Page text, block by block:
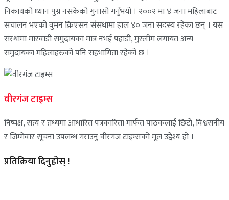
निकायको ध्यान पुग्न नसकेको गुनासो गर्नुभयो । २००२ मा ४ जना महिलाबाट
संचालन भएको वुमन क्रिएसन संसथामा हाल ४० जना सदस्य रहेका छन् । यस
संस्थामा मारवाडी समुदायका मात्र नभई पहाडी, मुस्लीम लगायत अन्य
समुदायका महिलाहरुको पनि सहभागिता रहेको छ ।
वीरगंज टाइम्स
निष्पक्ष, सत्य र तथ्यमा आधारित पत्रकारिता मार्फत पाठकलाई छिटो, विश्वसनीय
र जिम्मेवार सूचना उपलब्ध गराउनु वीरगंज टाइम्सको मूल उद्देश्य हो ।
प्रतिक्रिया दिनुहोस् !